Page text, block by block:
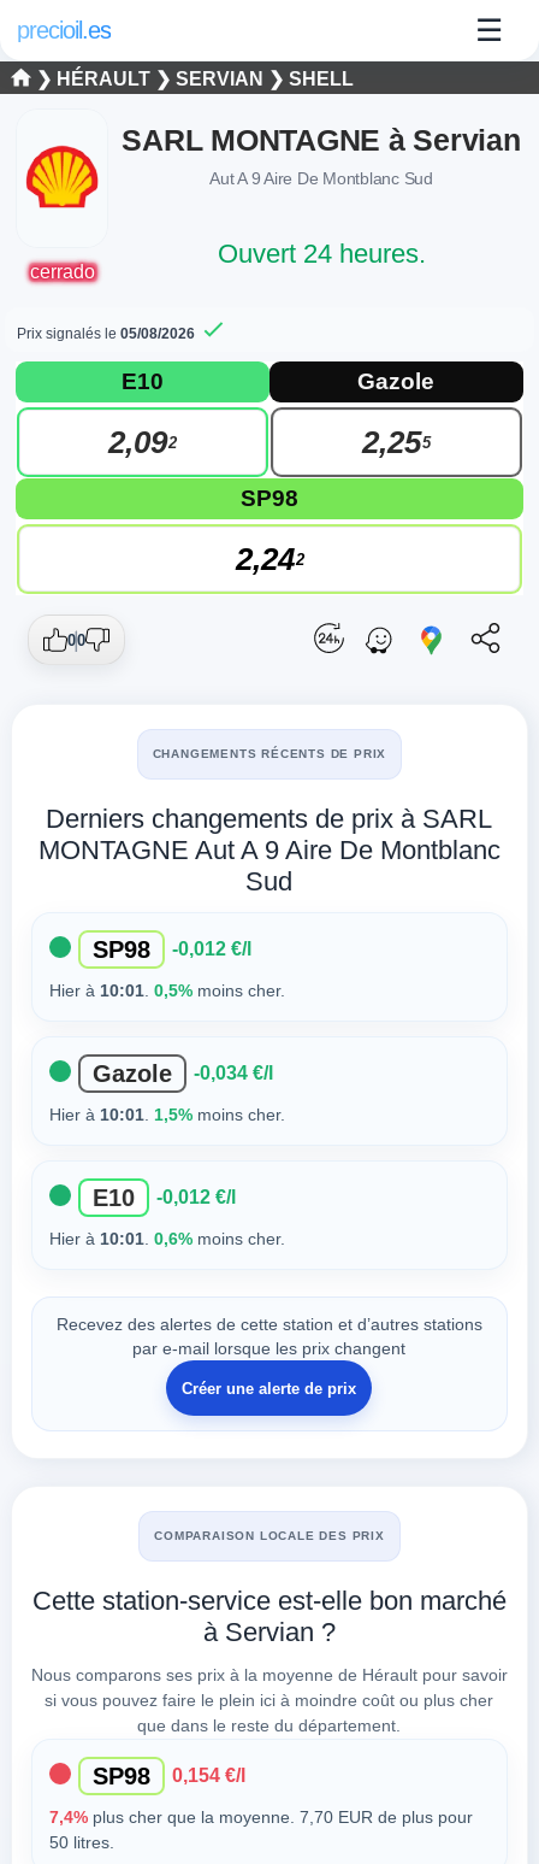
precioil.es ☰
❯ HÉRAULT ❯SERVIAN ❯SHELL
cerrado
SARL MONTAGNE à Servian
Aut A 9 Aire De Montblanc Sud
Ouvert 24 heures.
Prix signalés le05/08/2026
Prix actuels des carburants à Servian
Consultez les prix actuels de la station Shell SARL
E10
2,092
Gazole
2,255
SP98
2,242
00
CHANGEMENTS RÉCENTS DE PRIX
Derniers changements de prix à SARL
MONTAGNE Aut A 9 Aire De Montblanc
Sud
SP98 -0,012 €/l
Hier à 10:01. 0,5%moins cher.
Gazole -0,034 €/l
Hier à 10:01. 1,5%moins cher.
E10 -0,012 €/l
Hier à 10:01. 0,6%moins cher.
Recevez des alertes de cette station et d’autres stations
par e-mail lorsque les prix changent
Créer une alerte de prix
COMPARAISON LOCALE DES PRIX
Cette station-service est-elle bon marché
à Servian ?
Nous comparons ses prix à la moyenne de Hérault pour savoir
si vous pouvez faire le plein ici à moindre coût ou plus cher
que dans le reste du département.
SP98 0,154 €/l
7,4%plus cher que la moyenne. 7,70 EUR de plus pour
50 litres.